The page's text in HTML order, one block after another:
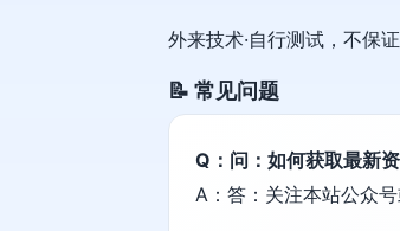
外来技术·自行测试，不保
📝 常见问题
Q：问：如何获取最新
A：答：关注本站公众